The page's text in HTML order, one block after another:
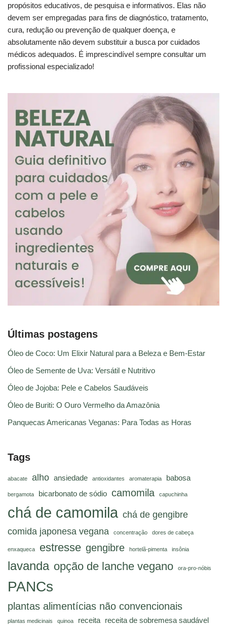
propósitos educativos, de pesquisa e informativos. Elas não
devem ser empregadas para fins de diagnóstico, tratamento,
cura, redução ou prevenção de qualquer doença, e
absolutamente não devem substituir a busca por cuidados
médicos adequados. É imprescindível sempre consultar um
profissional especializado!
Últimas postagens
Óleo de Coco: Um Elixir Natural para a Beleza e Bem-Estar
Óleo de Semente de Uva: Versátil e Nutritivo
Óleo de Jojoba: Pele e Cabelos Saudáveis
Óleo de Buriti: O Ouro Vermelho da Amazônia
Panquecas Americanas Veganas: Para Todas as Horas
Tags
abacate alho ansiedade antioxidantes aromaterapia babosa
bergamota bicarbonato de sódio camomila capuchinha
chá de camomila chá de gengibre
comida japonesa vegana
concentração dores de cabeça
enxaqueca estresse gengibre hortelã-pimenta insônia
lavanda opção de lanche vegano ora-pro-nóbis
PANCs
plantas alimentícias não convencionais
plantas medicinais quinoa receita receita de sobremesa saudável